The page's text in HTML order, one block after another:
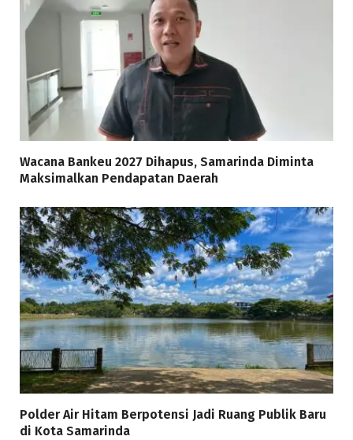
Wacana Bankeu 2027 Dihapus, Samarinda Diminta
Maksimalkan Pendapatan Daerah
Polder Air Hitam Berpotensi Jadi Ruang Publik Baru
di Kota Samarinda